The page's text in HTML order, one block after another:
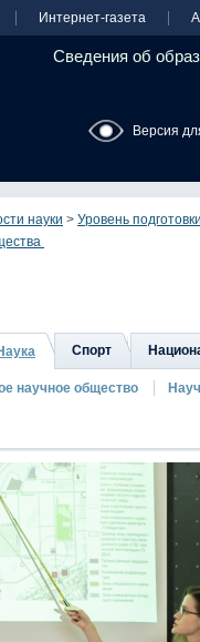
Интернет-газета
Сведения об
Версия
науки > Уровень
Спорт
научное общество